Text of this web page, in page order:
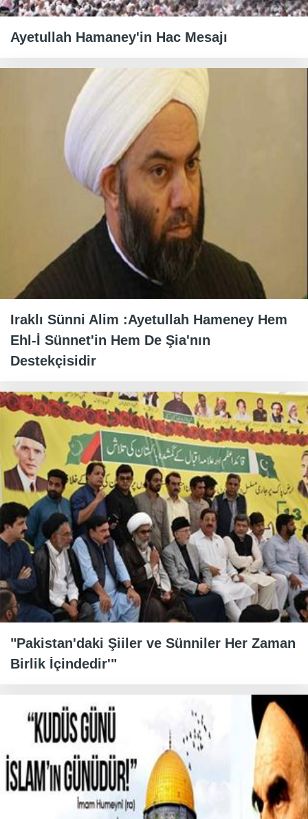
Ayetullah Hamaney'in Hac Mesajı
Iraklı Sünni Alim :Ayetullah Hameney Hem
Ehl-İ Sünnet'in Hem De Şia'nın
Destekçisidir
"Pakistan'daki Şiiler ve Sünniler Her Zaman
Birlik İçindedir'"